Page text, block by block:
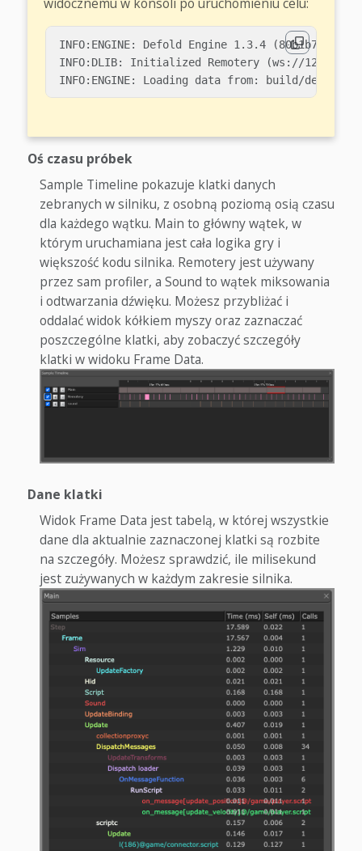
INFO:ENGINE: Defold Engine 1.3.4 (80b1b73)
INFO:DLIB: Initialized Remotery (ws://
Oś czasu próbek
Sample Timeline pokazuje klatki danych
zebranych w silniku, z osobną poziomą osią czasu
dla każdego wątku. Main to główny wątek, w
którym uruchamiana jest cała logika gry i
większość kodu silnika. Remotery jest używany
przez sam profiler, a Sound to wątek miksowania
i odtwarzania dźwięku. Możesz przybliżać i
oddalać widok kółkiem myszy oraz zaznaczać
poszczególne klatki, aby zobaczyć szczegóły
klatki w widoku Frame Data.
Dane klatki
Widok Frame Data jest tabelą, w której wszystkie
dane dla aktualnie zaznaczonej klatki są rozbite
na szczegóły. Możesz sprawdzić, ile milisekund
jest zużywanych w każdym zakresie silnika.